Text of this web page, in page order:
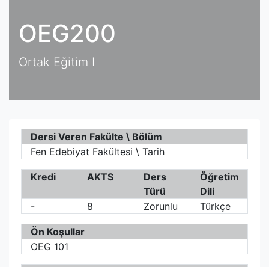
OEG200
Ortak Eğitim I
Dersi Veren Fakülte \ Bölüm
Fen Edebiyat Fakültesi \ Tarih
Kredi AKTS
Ders
Türü
Öğretim
Dili
-
8 Zorunlu Türkçe
Ön Koşullar
OEG 101